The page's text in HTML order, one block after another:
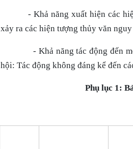
-Khả năng xuất hiện các
xảy ra các hiện tượng thủy văn
- Khả năng tác động đến
hội: Tác động không đáng kể đến
Phụ lục 1: